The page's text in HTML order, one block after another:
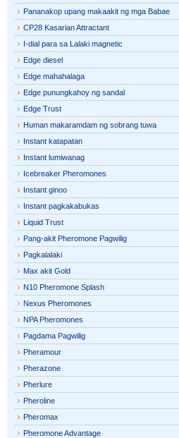
Pananakop upang makaakit ng mga Babae
CP28 Kasarian Attractant
I-dial para sa Lalaki magnetic
Edge diesel
Edge mahahalaga
Edge punungkahoy ng sandal
Edge Trust
Human makaramdam ng sobrang tuwa
Instant katapatan
Instant lumiwanag
Icebreaker Pheromones
Instant ginoo
Instant pagkakabukas
Liquid Trust
Pang-akit Pheromone Pagwilig
Pagkalalaki
Max akit Gold
N10 Pheromone Splash
Nexus Pheromones
NPA Pheromones
Pagdama Pagwilig
Pheramour
Pherazone
Pherlure
Pheroline
Pheromax
Pheromone Advantage